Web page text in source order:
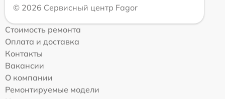
© 2026 Сервисный центр Fagor
Стоимость ремонта
Оплата и доставка
Контакты
Вакансии
О компании
Ремонтируемые модели